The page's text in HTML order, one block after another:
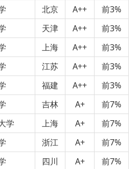
北京 A++
前3%
天津 A++
前3%
上海 A++
前3%
江苏 A++
前3%
福建 A++
前3%
吉林 A+
前7%
学 上海 A+
前7%
浙江 A+
前7%
四川 A+ 前7%